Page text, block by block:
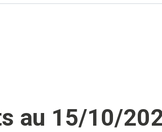
au 15/10/